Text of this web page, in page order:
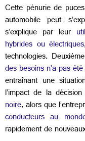
Cette pénurie de
automobile peut
s’explique par leur
hybrides ou électriques
technologies.
des besoins n’a pas
entraînant une
l’impact de la
noire, alors que
conducteurs au
rapidement de